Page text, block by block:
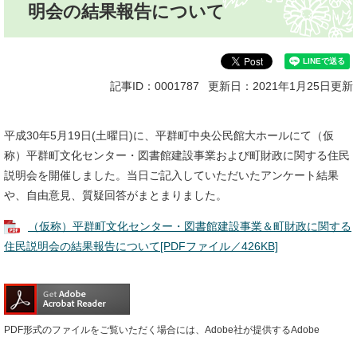
明会の結果報告について
記事ID：0001787 更新日：2021年1月25日更新
平成30年5月19日(土曜日)に、平群町中央公民館大ホールにて（仮
称）平群町文化センター・図書館建設事業および町財政に関する住民
説明会を開催しました。当日ご記入していただいたアンケート結果
や、自由意見、質疑回答がまとまりました。
（仮称）平群町文化センター・図書館建設事業＆町財政に関する
住民説明会の結果報告について[PDFファイル／426KB]
PDF形式のファイルをご覧いただく場合には、Adobe社が提供するAdobe